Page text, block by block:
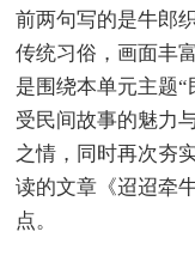
前两句写的是牛郎
传统习俗，画面丰
是围绕本单元主题
受民间故事的魅力
之情，同时再次夯
读的文章《迢迢牵
点。